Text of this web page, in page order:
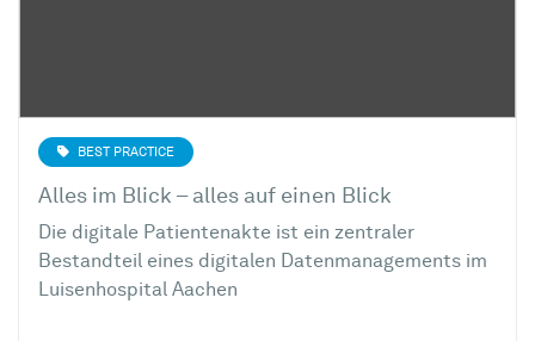
BEST PRACTICE
Alles im Blick – alles auf einen Blick
Die digitale Patientenakte ist ein zentraler
Bestandteil eines digitalen Datenmanagements im
Luisenhospital Aachen